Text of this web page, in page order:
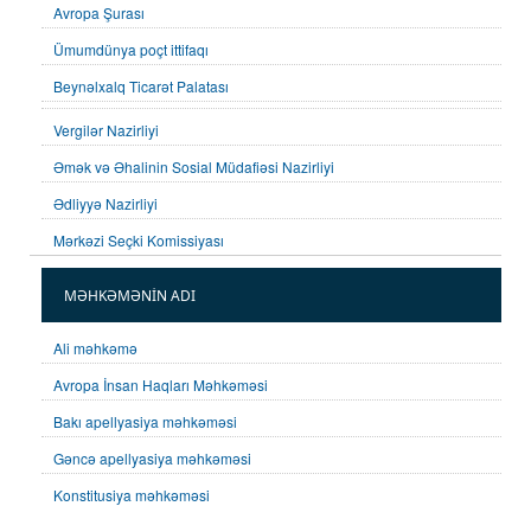
Avropa Şurası
Ümumdünya poçt ittifaqı
Beynəlxalq Ticarət Palatası
Vergilər Nazirliyi
Əmək və Əhalinin Sosial Müdafiəsi Nazirliyi
Ədliyyə Nazirliyi
Mərkəzi Seçki Komissiyası
MƏHKƏMƏNİN ADI
Ali məhkəmə
Avropa İnsan Haqları Məhkəməsi
Bakı apellyasiya məhkəməsi
Gəncə apellyasiya məhkəməsi
Konstitusiya məhkəməsi